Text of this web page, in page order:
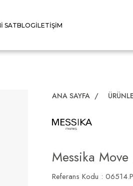
SATBLOGİLETIŞIM
ANA SAYFA /
Messika Move
Referans Kodu :